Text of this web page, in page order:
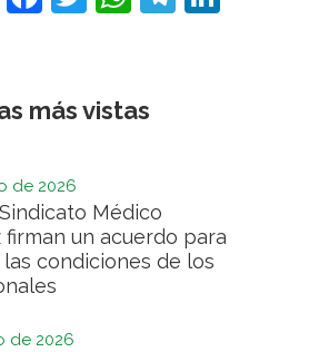
más vistas
de 2026
Médico
firman un acuerdo para
condiciones de los
de 2026